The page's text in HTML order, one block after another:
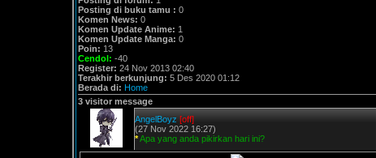
Posting di buku tamu : 0
Komen News: 0
Komen Update Anime: 1
Komen Update Manga: 0
Poin: 13
Cendol: -40
Register: 24 Nov 2013 02:40
Terakhir berkunjung: 5 Des 2020 01:12
Berada di: Home
3 visitor message
AngelBoyz [off]
(27 Nov 2022 16:27)
*Apa yang anda pikirkan hari ini?